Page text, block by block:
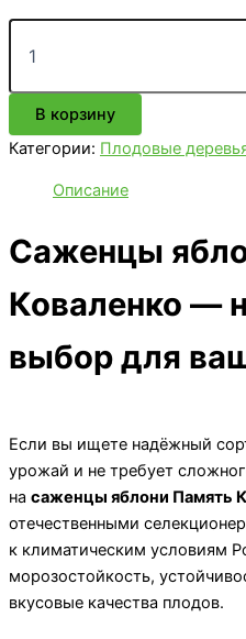
Количество
товара
яблони
Память
Коваленко
В корзину
Категории: Плодовые
Описание
Саженцы
Коваленко —
выбор для
Если вы ищете надёжный
урожай и не требует
на саженцы яблони Память
отечественными
к климатическим условиям
морозостойкость,
вкусовые качества плодов.